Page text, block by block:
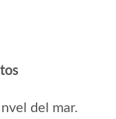
del mar.